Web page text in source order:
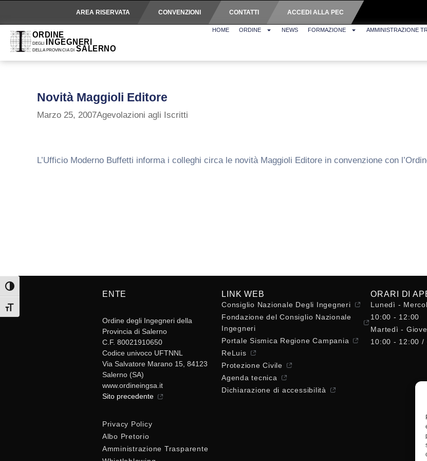
AREA RISERVATA CONVENZIONI CONTATTI ACCEDI ALLA PEC
HOME ORDINE NEWS FORMAZIONE AMMINISTRAZIONE
Novità Maggioli Editore
Marzo 25, 2007Agevolazioni agli Iscritti
L’Ufficio Moderno Buffetti informa i colleghi circa le novità Maggioli Editore in convenzione con
Attiva/disattiva alto contrasto
Attiva/disattiva dimensione testo
ENTE
Ordine degli Ingegneri della
Provincia di Salerno
C.F. 80021910650
Codice univoco UFTNNL
Via Salvatore Marano 15, 84123
Salerno (SA)
www.ordineingsa.it
Sito precedente
Privacy Policy
Albo Pretorio
Amministrazione Trasparente
LINK WEB
Consiglio Nazionale Degli Ingegneri
Fondazione del Consiglio Nazionale
Ingegneri
Portale Sismica Regione Campania
ReLuis
Protezione Civile
Agenda tecnica
Dichiarazione di accessibilità
ORARI DI
Lunedì -
10:00 - 12:00
Martedì -
10:00 - 12:00 /